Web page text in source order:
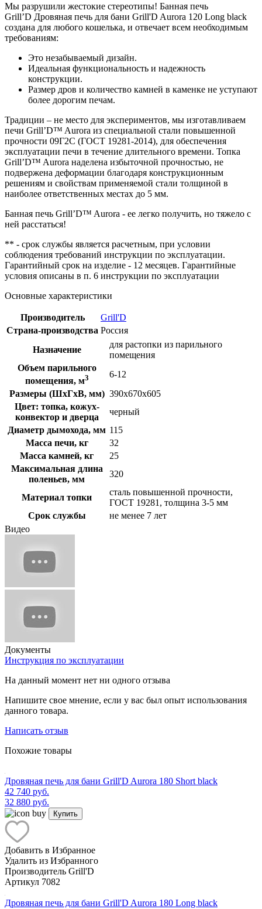
Мы разрушили жестокие стереотипы! Банная печь
Grill’D Дровяная печь для бани Grill'D Aurora 120 Long black
создана для любого кошелька, и отвечает всем необходимым
требованиям:
Это незабываемый дизайн.
Идеальная функциональность и надежность
конструкции.
Размер дров и количество камней в каменке не уступают
более дорогим печам.
Традиции – не место для экспериментов, мы изготавливаем
печи Grill’D™ Aurora из специальной стали повышенной
прочности 09Г2С (ГОСТ 19281-2014), для обеспечения
эксплуатации печи в течение длительного времени. Топка
Grill’D™ Aurora наделена избыточной прочностью, не
подвержена деформации благодаря конструкционным
решениям и свойствам применяемой стали толщиной в
наиболее ответственных местах до 5 мм.
Банная печь Grill’D™ Aurora - ее легко получить, но тяжело с
ней расстаться!
** - срок службы является расчетным, при условии
соблюдения требований инструкции по эксплуатации.
Гарантийный срок на изделие - 12 месяцев. Гарантийные
условия описаны в п. 6 инструкции по эксплуатации
Основные характеристики
Производитель
Grill'D
Страна-производства Россия
Назначение
для растопки из парильного
помещения
Объем парильного
помещения, м3
6-12
Размеры (ШxГxВ, мм) 390x670x605
Цвет: топка, кожух-
конвектор и дверца
черный
Диаметр дымохода, мм 115
Масса печи, кг
32
Масса камней, кг
25
Максимальная длина
поленьев, мм
320
Материал топки
сталь повышенной прочности,
ГОСТ 19281, толщина 3-5 мм
Срок службы
не менее 7 лет
Видео
Документы
Инструкция по эксплуатации
На данный момент нет ни одного отзыва
Напишите свое мнение, если у вас был опыт использования
данного товара.
Написать отзыв
Похожие товары
Дровяная печь для бани Grill'D Aurora 180 Short black
42 740 руб.
32 880 руб.
Купить
Добавить в Избранное
Удалить из Избранного
Производитель Grill'D
Артикул 7082
Дровяная печь для бани Grill'D Aurora 180 Long black